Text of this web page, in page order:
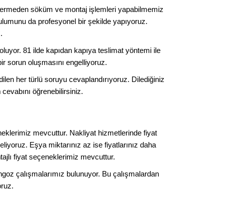
söküm ve montaj işlemleri yapabilmemiz
da profesyonel bir şekilde yapıyoruz.
81 ilde kapıdan kapıya teslimat yöntemi ile
sorun oluşmasını engelliyoruz.
her türlü soruyu cevaplandırıyoruz. Dilediğiniz
öğrenebilirsiniz.
mevcuttur. Nakliyat hizmetlerinde fiyat
Eşya miktarınız az ise fiyatlarınız daha
fiyat seçeneklerimiz mevcuttur.
çalışmalarımız bulunuyor. Bu çalışmalardan